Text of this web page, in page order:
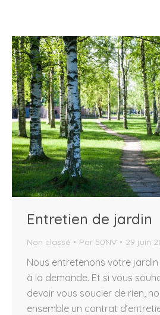
Entretien de jardin
Non classé Par 50NV 29 juin
Nous entretenons votre
à la demande. Et si vous
devoir vous soucier de rien,
ensemble un contrat